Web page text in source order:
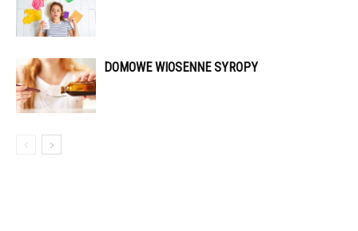
DOMOWE WIOSENNE SYROPY